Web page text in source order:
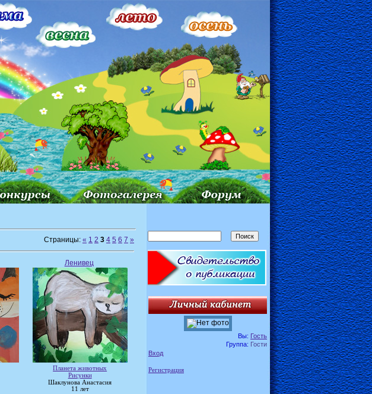
Страницы: « 1 2 3 4 5 6 7 »
Ленивец
Планета животных
Рисунки
Шаклунова Анастасия
11 лет
Вы: Гость
Группа: Гости
Вход
Регистрация